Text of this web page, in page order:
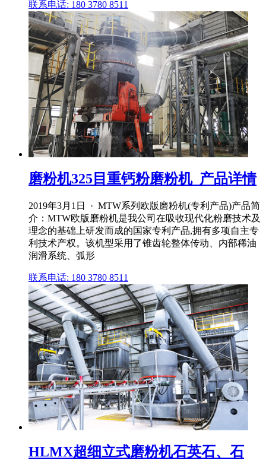
联系电话: 180 3780 8511
磨粉机325目重钙粉磨粉机_产品详情
2019年3月1日 · MTW系列欧版磨粉机(专利产品)产品简
介：MTW欧版磨粉机是我公司在吸收现代化粉磨技术及
理念的基础上研发而成的国家专利产品,拥有多项自主专
利技术产权。该机型采用了锥齿轮整体传动、内部稀油
润滑系统、弧形
联系电话: 180 3780 8511
HLMX超细立式磨粉机石英石、石